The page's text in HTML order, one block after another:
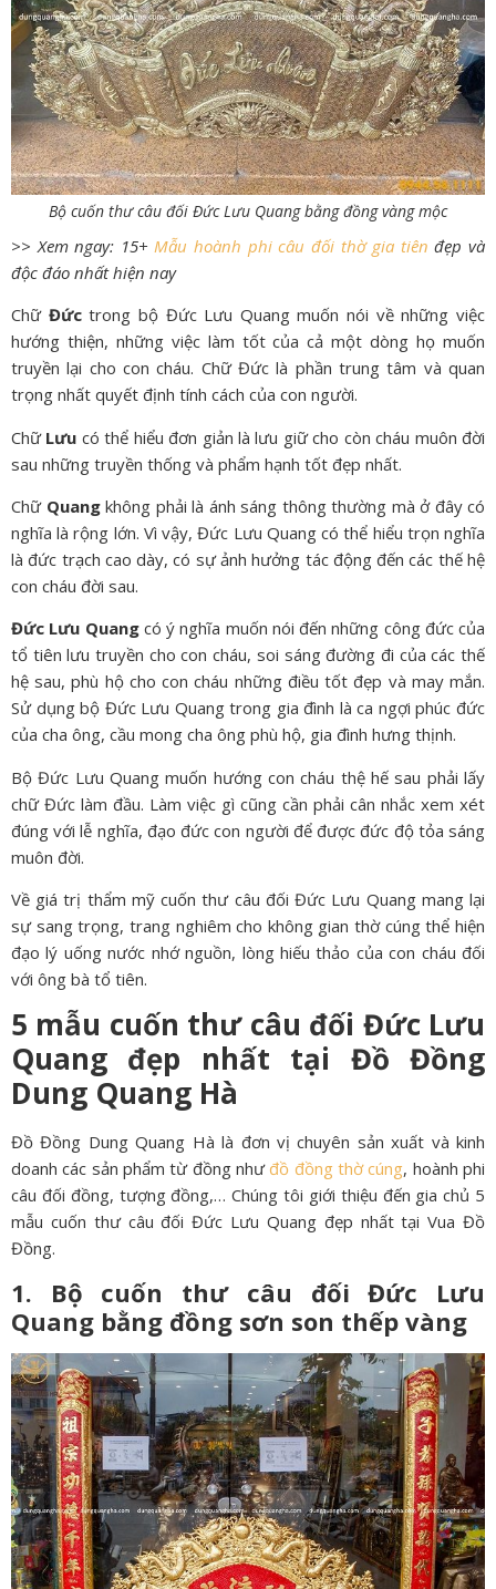
Bộ cuốn thư câu đối Đức Lưu Quang bằng đồng vàng mộc
>> Xem ngay: 15+ Mẫu hoành phi câu đối thờ gia tiên đẹp và
độc đáo nhất hiện nay
Chữ Đứctrong bộ Đức Lưu Quang muốn nói về những việc
hướng thiện, những việc làm tốt của cả một dòng họ muốn
truyền lại cho con cháu. Chữ Đức là phần trung tâm và quan
trọng nhất quyết định tính cách của con người.
Chữ Lưu có thể hiểu đơn giản là lưu giữ cho còn cháu muôn đời
sau những truyền thống và phẩm hạnh tốt đẹp nhất.
Chữ Quangkhông phải là ánh sáng thông thường mà ở đây có
nghĩa là rộng lớn. Vì vậy, Đức Lưu Quang có thể hiểu trọn nghĩa
là đức trạch cao dày, có sự ảnh hưởng tác động đến các thế hệ
con cháu đời sau.
Đức Lưu Quang có ý nghĩa muốn nói đến những công đức của
tổ tiên lưu truyền cho con cháu, soi sáng đường đi của các thế
hệ sau, phù hộ cho con cháu những điều tốt đẹp và may mắn.
Sử dụng bộ Đức Lưu Quang trong gia đình là ca ngợi phúc đức
của cha ông, cầu mong cha ông phù hộ, gia đình hưng thịnh.
Bộ Đức Lưu Quang muốn hướng con cháu thệ hế sau phải lấy
chữ Đức làm đầu. Làm việc gì cũng cần phải cân nhắc xem xét
đúng với lễ nghĩa, đạo đức con người để được đức độ tỏa sáng
muôn đời.
Về giá trị thẩm mỹ cuốn thư câu đối Đức Lưu Quang mang lại
sự sang trọng, trang nghiêm cho không gian thờ cúng thể hiện
đạo lý uống nước nhớ nguồn, lòng hiếu thảo của con cháu đối
với ông bà tổ tiên.
5 mẫu cuốn thư câu đối Đức Lưu
Quang đẹp nhất tại Đồ Đồng
Dung Quang Hà
Đồ Đồng Dung Quang Hà là đơn vị chuyên sản xuất và kinh
doanh các sản phẩm từ đồng nhưđồ đồng thờ cúng, hoành phi
câu đối đồng, tượng đồng,… Chúng tôi giới thiệu đến gia chủ 5
mẫu cuốn thư câu đối Đức Lưu Quang đẹp nhất tại Vua Đồ
Đồng.
1. Bộ cuốn thư câu đối Đức Lưu
Quang bằng đồng sơn son thếp vàng